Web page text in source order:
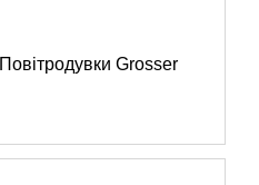
Повітродувки Grosser